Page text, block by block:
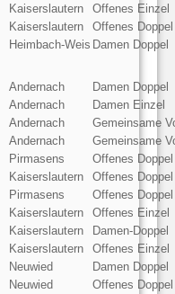
Kaiserslautern
Offenes Einzel
Kaiserslautern
Offenes Doppel
Heimbach-Weis Damen Doppel
Andernach
Damen Doppel
Andernach
Damen Einzel
Andernach
Gemeinsame
Andernach
Gemeinsame
Pirmasens
Offenes Doppel
Kaiserslautern
Offenes Doppel
Pirmasens
Offenes Doppel
Kaiserslautern
Offenes Einzel
Kaiserslautern
Damen-Doppel
Kaiserslautern
Offenes Einzel
Neuwied
Damen Doppel
Neuwied
Offenes Doppel